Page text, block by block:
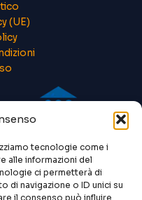
tecnologie come i
alle informazioni del
ci permetterà di
di navigazione o ID unici su
il consenso può influire
(UE)